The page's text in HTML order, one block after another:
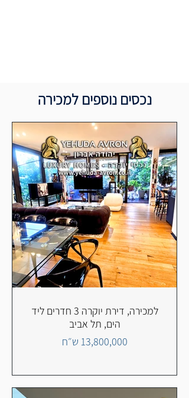
נכסים נוספים למכירה
למכירה, דירת יוקרה 3 חדרים ליד
הים, תל אביב
13,800,000 ש״ח